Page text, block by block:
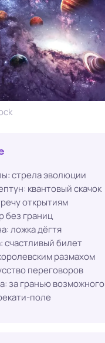
стрела эволюции
квантовый скачок
открытиям
без границ
ложка дёгтя
счастливый билет
размахом
переговоров
за гранью возможного